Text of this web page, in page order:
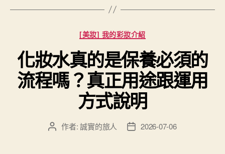
分
類
[美妝] 我的彩妝介紹
化妝水真的是保養必須的
流程嗎？真正用途跟運用
方式說明
文 作者:誠實的旅人
文 2026-07-06